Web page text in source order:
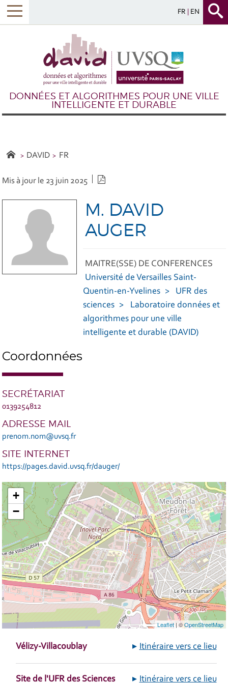
FR EN
DONNÉES ET ALGORITHMES POUR UNE VILLE
INTELLIGENTE ET DURABLE
DAVID FR
Mis à jour le 23 juin 2025
M. DAVID
AUGER
MAITRE(SSE) DE CONFERENCES
Université de Versailles Saint-
Quentin-en-Yvelines
UFR des
sciences
Laboratoire données et
algorithmes pour une ville
intelligente et durable (DAVID)
Coordonnées
SECRÉTARIAT
0139254812
ADRESSE MAIL
prenom.nom@uvsq.fr
SITE INTERNET
https://pages.david.uvsq.fr/dauger/
+
−
Leaflet| ©OpenStreetMap
Itinéraire vers ce lieu
Vélizy-Villacoublay
Itinéraire vers ce lieu
Site de l'UFR des Sciences